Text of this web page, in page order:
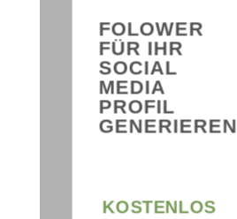
FOLOWER
FÜR IHR
SOCIAL
MEDIA
PROFIL
GENERIEREN
KOSTENLOS